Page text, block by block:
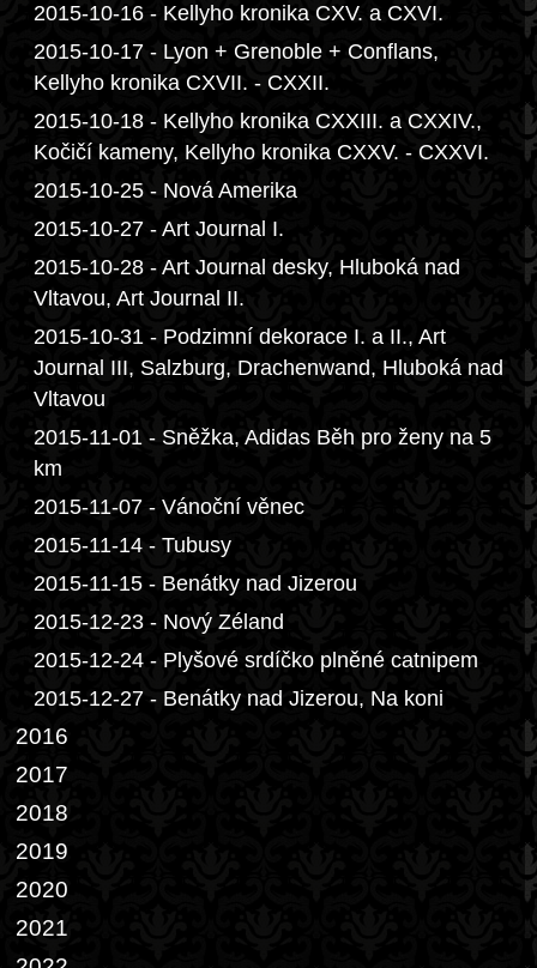
2015-10-16 - Kellyho kronika CXV. a CXVI.
2015-10-17 - Lyon + Grenoble + Conflans,
Kellyho kronika CXVII. - CXXII.
2015-10-18 - Kellyho kronika CXXIII. a CXXIV.,
Kočičí kameny, Kellyho kronika CXXV. - CXXVI.
2015-10-25 - Nová Amerika
2015-10-27 - Art Journal I.
2015-10-28 - Art Journal desky, Hluboká nad
Vltavou, Art Journal II.
2015-10-31 - Podzimní dekorace I. a II., Art
Journal III, Salzburg, Drachenwand, Hluboká nad
Vltavou
2015-11-01 - Sněžka, Adidas Běh pro ženy na 5
km
2015-11-07 - Vánoční věnec
2015-11-14 - Tubusy
2015-11-15 - Benátky nad Jizerou
2015-12-23 - Nový Zéland
2015-12-24 - Plyšové srdíčko plněné catnipem
2015-12-27 - Benátky nad Jizerou, Na koni
2016
2017
2018
2019
2020
2021